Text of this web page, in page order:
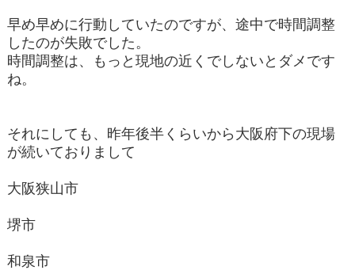
早め早めに行動していたのですが、途中で時間調整
したのが失敗でした。
時間調整は、もっと現地の近くでしないとダメです
ね。
それにしても、昨年後半くらいから大阪府下の現場
が続いておりまして
大阪狭山市
堺市
和泉市